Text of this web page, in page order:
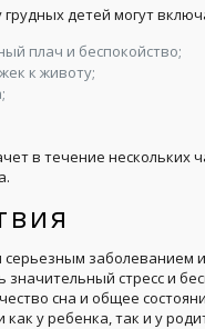
детей могут
плач и беспокойство;
к животу;
в течение нескольких
серьезным заболеванием
значительный стресс и
сна и общее
у ребенка, так и у